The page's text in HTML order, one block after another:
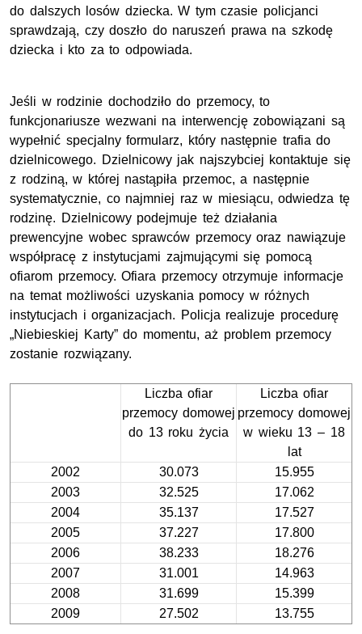
do dalszych losów dziecka. W tym czasie policjanci
sprawdzają, czy doszło do naruszeń prawa na szkodę
dziecka i kto za to odpowiada.
Jeśli w rodzinie dochodziło do przemocy, to
funkcjonariusze wezwani na interwencję zobowiązani są
wypełnić specjalny formularz, który następnie trafia do
dzielnicowego. Dzielnicowy jak najszybciej kontaktuje się
z rodziną, w której nastąpiła przemoc, a następnie
systematycznie, co najmniej raz w miesiącu, odwiedza tę
rodzinę. Dzielnicowy podejmuje też działania
prewencyjne wobec sprawców przemocy oraz nawiązuje
współpracę z instytucjami zajmującymi się pomocą
ofiarom przemocy. Ofiara przemocy otrzymuje informacje
na temat możliwości uzyskania pomocy w różnych
instytucjach i organizacjach. Policja realizuje procedurę
„Niebieskiej Karty” do momentu, aż problem przemocy
zostanie rozwiązany.
Liczba ofiar
przemocy domowej
do 13 roku życia
Liczba ofiar
przemocy domowej
w wieku 13 – 18
lat
2002
30.073
15.955
2003
32.525
17.062
2004
35.137
17.527
2005
37.227
17.800
2006
38.233
18.276
2007
31.001
14.963
2008
31.699
15.399
2009
27.502 13.755